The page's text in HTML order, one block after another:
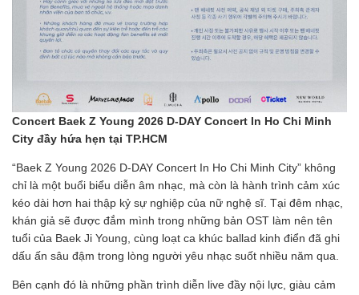
Concert Baek Z Young 2026 D-DAY Concert In Ho Chi Minh
City đầy hứa hẹn tại TP.HCM
“Baek Z Young 2026 D-DAY Concert In Ho Chi Minh City” không
chỉ là một buổi biểu diễn âm nhạc, mà còn là hành trình cảm xúc
kéo dài hơn hai thập kỷ sự nghiệp của nữ nghệ sĩ. Tại đêm nhạc,
khán giả sẽ được đắm mình trong những bản OST làm nên tên
tuổi của Baek Ji Young, cùng loạt ca khúc ballad kinh điển đã ghi
dấu ấn sâu đậm trong lòng người yêu nhạc suốt nhiều năm qua.
Bên cạnh đó là những phần trình diễn live đầy nội lực, giàu cảm